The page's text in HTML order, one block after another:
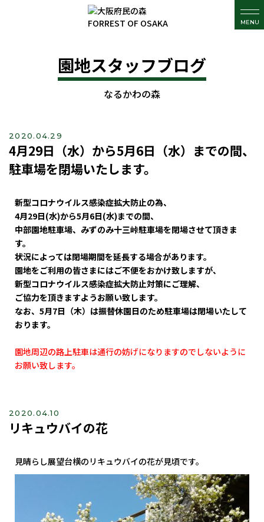
MENU
園地スタッフブログ
なるかわの森
2020.04.29
4月29日（水）から5月6日（水）までの間、
駐車場を閉場いたします。
新型コロナウイルス感染症拡大防止の為、
4月29日(水)から5月6日(水)までの間、
中部園地駐車場、みずのみ十三峠駐車場を閉場させて頂きま
す。
状況によっては閉場期間を延長する場合があります。
園地をご利用の皆さまにはご不便をおかけ致しますが、
新型コロナウイルス感染症拡大防止対策にご理解、
ご協力を頂きますようお願い致します。
なお、5月7日（木）は振替休園日のため駐車場は閉場いたして
おります。
園地周辺の路上駐車は通行の妨げになりますのでしないように
お願い致します。
2020.04.10
リキュウバイの花
見晴らし展望台横のリキュウバイの花が見頃です。